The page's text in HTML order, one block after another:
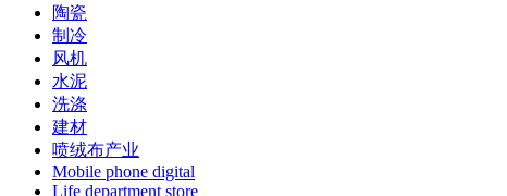
陶瓷
制冷
风机
水泥
洗涤
建材
喷绒布产业
Mobile phone digital
Life department store